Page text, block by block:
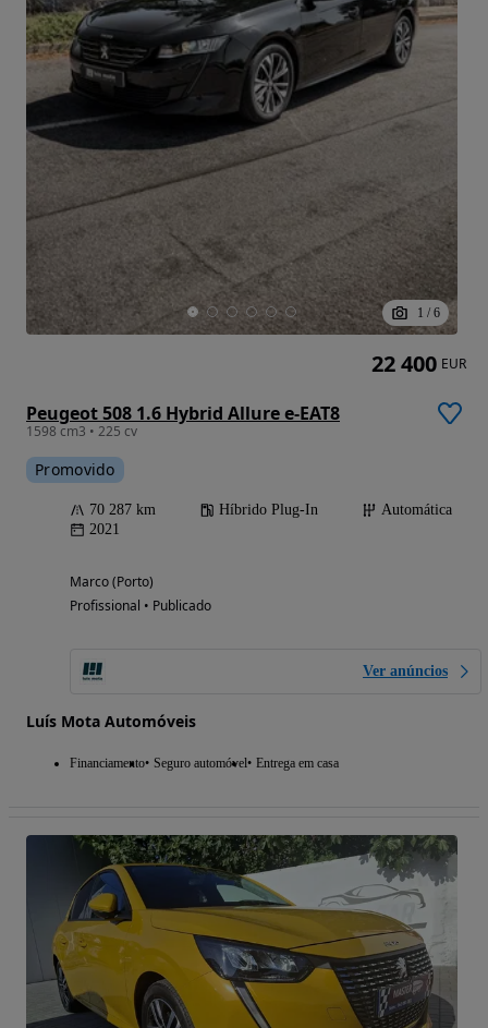
1 / 6
Peugeot 508 1.6 Hybrid Allure e-EAT8
1598 cm3 • 225 cv
Promovido
70 287 km Híbrido Plug-In
Automática
2021
Marco (Porto)
Profissional • Publicado
Ver anúncios
Luís Mota Automóveis
Financiamento Seguro automóvel Entrega em casa
22 400 EUR